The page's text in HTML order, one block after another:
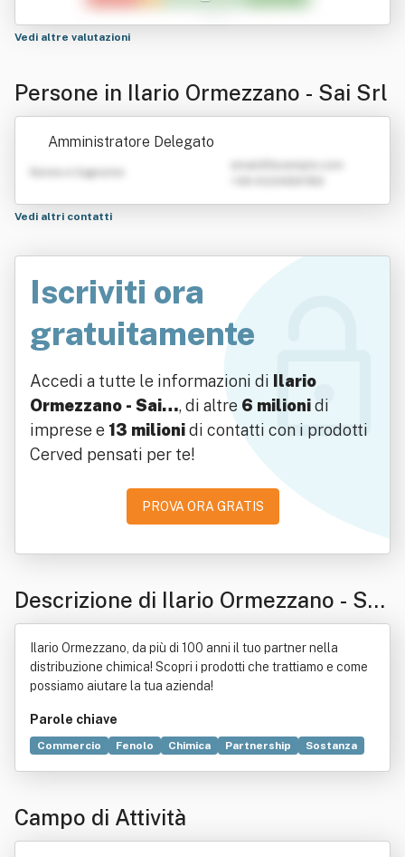
Vedi altre valutazioni
Persone in Ilario Ormezzano - Sai Srl
Amministratore Delegato
Nome e Cognome
Vedi altri contatti
Iscriviti ora
gratuitamente
Accedi a tutte le informazioni di Ilario
Ormezzano - Sai…, di altre 6 milionidi
imprese e 13 milionidi contatti con i prodotti
Cerved pensati per te!
PROVA ORA GRATIS
Descrizione di Ilario Ormezzano - Sai
Srl
Ilario Ormezzano, da più di 100 anni il tuo partner nella
distribuzione chimica! Scopri i prodotti che trattiamo e come
possiamo aiutare la tua azienda!
Parole chiave
Commercio Fenolo Chimica Partnership
Sostanza
Gruppo
Acetone
Marketing
Amministratore delegato
Campo di Attività